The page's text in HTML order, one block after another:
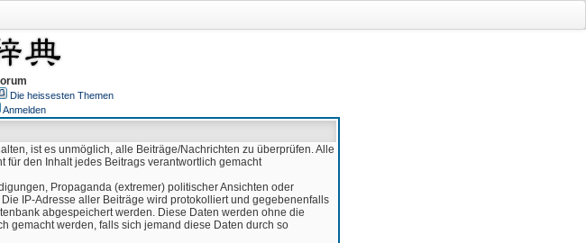
Die heissesten Themen
Anmelden
ist es unmöglich, alle Beiträge/Nachrichten zu überprüfen. Alle
für den Inhalt jedes Beitrags verantwortlich gemacht
Propaganda (extremer) politischer Ansichten oder
IP-Adresse aller Beiträge wird protokolliert und gegebenenfalls
abgespeichert werden. Diese Daten werden ohne die
gemacht werden, falls sich jemand diese Daten durch so